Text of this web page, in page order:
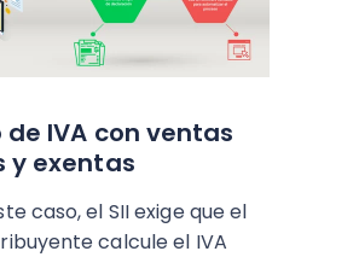
IVA con ventas
y exentas
caso, el SII exige que el
calcule el IVA